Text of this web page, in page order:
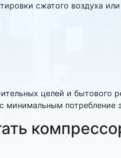
сжатого воздуха
целей и бытового
потребление